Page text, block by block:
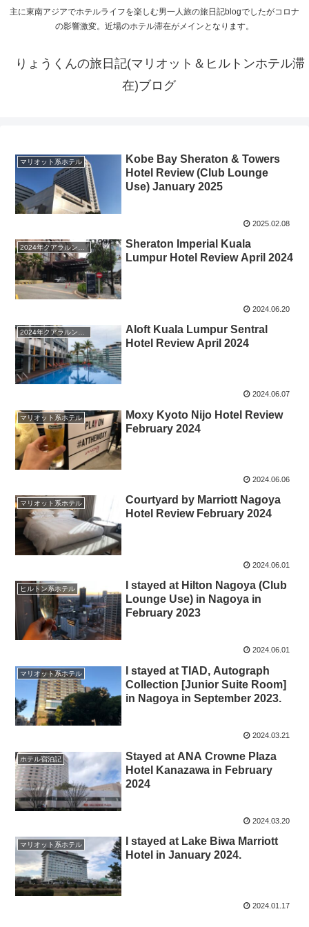
主に東南アジアでホテルライフを楽しむ男一人旅の旅日記blogでしたがコロナ
の影響激変。近場のホテル滞在がメインとなります。
りょうくんの旅日記(マリオット＆ヒルトンホテル滞
在)ブログ
マリオット系ホテル
Kobe Bay Sheraton & Towers
Hotel Review (Club Lounge
Use) January 2025
2025.02.08
Sheraton Imperial Kuala
Lumpur Hotel Review April 2024
2024.06.20
2024年クアラルンプールホテルホッピング
Aloft Kuala Lumpur Sentral
Hotel Review April 2024
2024.06.07
マリオット系ホテル
Moxy Kyoto Nijo Hotel Review
February 2024
2024.06.06
マリオット系ホテル
Courtyard by Marriott Nagoya
Hotel Review February 2024
2024.06.01
ヒルトン系ホテル
I stayed at Hilton Nagoya (Club
Lounge Use) in Nagoya in
February 2023
2024.06.01
マリオット系ホテル
I stayed at TIAD, Autograph
Collection [Junior Suite Room]
in Nagoya in September 2023.
2024.03.21
ホテル宿泊記
Stayed at ANA Crowne Plaza
Hotel Kanazawa in February
2024
2024.03.20
マリオット系ホテル
I stayed at Lake Biwa Marriott
Hotel in January 2024.
2024.01.17